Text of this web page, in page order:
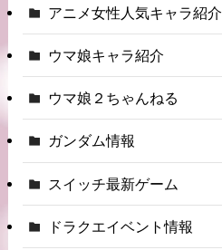
アニメ女性人気キャラ紹介
ウマ娘キャラ紹介
ウマ娘２ちゃんねる
ガンダム情報
スイッチ最新ゲーム
ドラクエイベント情報